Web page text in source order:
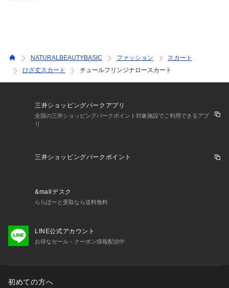
NATURALBEAUTYBASIC ファッション
スカート
ひざ丈スカート
チュールフリンジナロースカート
三井ショッピングパークアプリ
全国の三井ショッピングパークポイント対象施設でご利用できるアプ
リ
三井ショッピングパークポイント
&mallデスク
ららぽーと受取なら送料無料
LINE公式アカウント
お得なセール・クーポン情報配信中
初めての方へ